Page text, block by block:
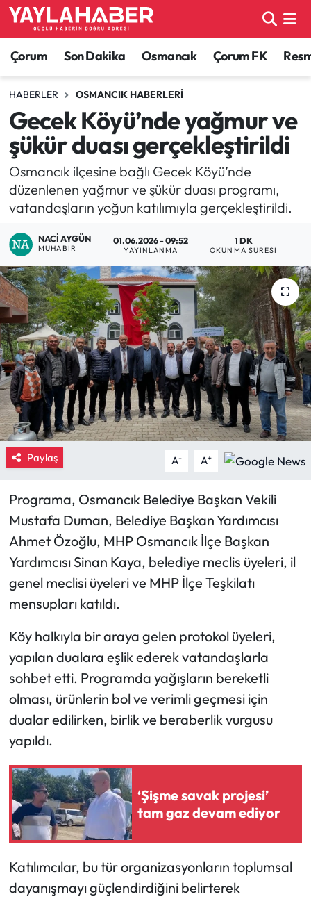
Çorum Son Dakika Osmancık Çorum FK
HABERLER OSMANCIK HABERLERI
Gecek Köyü’nde yağmur ve
şükür duası gerçekleştirildi
Osmancık ilçesine bağlı Gecek Köyü’nde
düzenlenen yağmur ve şükür duası programı,
vatandaşların yoğun katılımıyla gerçekleştirildi.
NACI AYGÜN
MUHABIR
01.06.2026 - 09:52
YAYINLANMA
1 DK
OKUNMA SÜRESI
Paylaş A- A+
Programa, Osmancık Belediye Başkan Vekili
Mustafa Duman, Belediye Başkan Yardımcısı
Ahmet Özoğlu, MHP Osmancık İlçe Başkan
Yardımcısı Sinan Kaya, belediye meclis üyeleri, il
genel meclisi üyeleri ve MHP İlçe Teşkilatı
mensupları katıldı.
Köy halkıyla bir araya gelen protokol üyeleri,
yapılan dualara eşlik ederek vatandaşlarla
sohbet etti. Programda yağışların bereketli
olması, ürünlerin bol ve verimli geçmesi için
dualar edilirken, birlik ve beraberlik vurgusu
yapıldı.
‘Şişme savak projesi’
tam gaz devam ediyor
Katılımcılar, bu tür organizasyonların toplumsal
dayanışmayı güçlendirdiğini belirterek
Alaca Haberleri
Bayat Haberleri
Bilgi - Keşfet Haberleri
Bilim ve Teknoloji
Boğazkale Haberleri
Çorum Son Dakika Haberleri
Dodurga Haberleri
Eğitim
Ekonomi
Güncel
İskilip Haberleri
Kimdir?
Kültür Sanat
Laçin Haberleri
Mecitözü Haberleri
Oğuzlar Haberleri
Ortaköy Haberleri
Otomotiv
Resmi İlan
Resmi Reklam
Çorum Nöbetçi Eczaneler
Çorum Hava Durumu
Çorum Namaz Vakitleri
Çorum Trafik Yoğunluk Haritası
TFF 1.Lig Puan Durumu ve Fikstür
Son Dakika Haberleri
Haber Arşivi